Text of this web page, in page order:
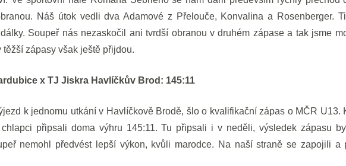
Náš útok vedli dva Adamové z Přelouče, Konvalina a Rosenberger.
Soupeř nás nezaskočil ani tvrdší obranou v druhém zápase a tak jsme
těžší zápasy však ještě přijdou.
x TJ Jiskra Havlíčkův Brod: 145:11
k jednomu utkání v Havlíčkově Brodě, šlo o kvalifikační zápas o MČR U13.
připsali doma výhru 145:11. Tu připsali i v neděli, výsledek zápasu
nemohl předvést lepší výkon, kvůli marodce. Na naší straně se zapojili a